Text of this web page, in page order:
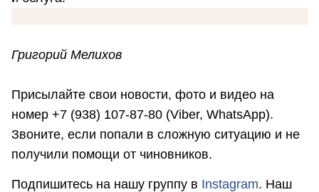
Григорий Мелихов
Присылайте свои новости, фото и видео на
номер +7 (938) 107-87-80 (Viber, WhatsApp).
Звоните, если попали в сложную ситуацию и не
получили помощи от чиновников.
Подпишитесь на нашу группу в Instagram. Наш